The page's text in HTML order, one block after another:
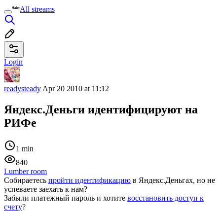
All streams
Login
readysteady Apr 20 2010 at 11:12
Яндекс.Деньги идентифицируют на
РИФе
1 min
840
Lumber room
Собираетесь пройти идентификацию в Яндекс.Деньгах, но не
успеваете заехать к нам?
Забыли платежный пароль и хотите восстановить доступ к
счету?